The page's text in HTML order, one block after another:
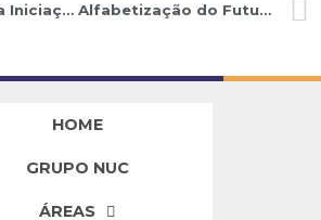
Importância da Iniciação Científica Alfabetização do Futuro
HOME
GRUPO NUC
ÁREAS